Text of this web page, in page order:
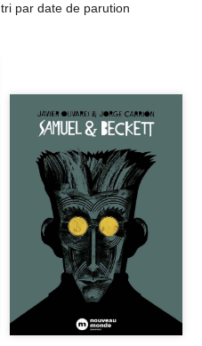
tri par date de parution